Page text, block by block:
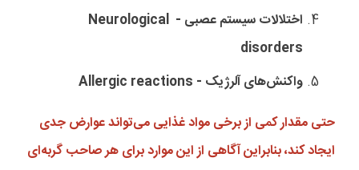
اختلالات سیستم عصبی - Neurological
disorders
واکنش‌های آلرژیک - Allergic reactions
حتی مقدار کمی از برخی مواد غذایی می‌تواند عوارض جدی
ایجاد کند، بنابراین آگاهی از این موارد برای هر صاحب گربه‌ای